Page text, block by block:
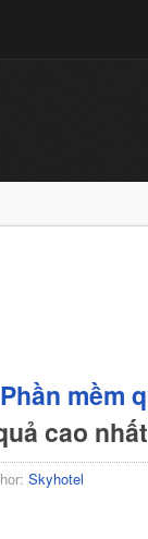
Phần mềm
cao nhất
Skyhotel